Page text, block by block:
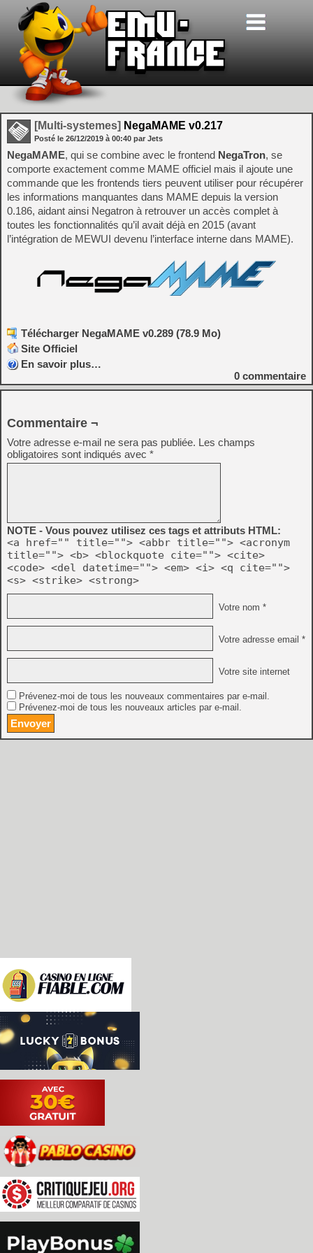
[Multi-systemes] NegaMAME v0.217
Posté le 26/12/2019 à 00:40 par Jets
NegaMAME, qui se combine avec le frontend NegaTron, se
comporte exactement comme MAME officiel mais il ajoute une
commande que les frontends tiers peuvent utiliser pour récupérer
les informations manquantes dans MAME depuis la version
0.186, aidant ainsi Negatron à retrouver un accès complet à
toutes les fonctionnalités qu’il avait déjà en 2015 (avant
l’intégration de MEWUI devenu l’interface interne dans MAME).
Télécharger NegaMAME v0.289 (78.9 Mo)
Site Officiel
En savoir plus…
0 commentaire
Commentaire ¬
Votre adresse e-mail ne sera pas publiée. Les champs
obligatoires sont indiqués avec *
NOTE - Vous pouvez utilisez ces tags et attributs HTML:
<a href="" title=""> <abbr title=""> <acronym
title=""> <b> <blockquote cite=""> <cite>
<code> <del datetime=""> <em> <i> <q cite="">
<s> <strike> <strong>
Votre nom *
Votre adresse email *
Votre site internet
Prévenez-moi de tous les nouveaux commentaires par e-mail.
Prévenez-moi de tous les nouveaux articles par e-mail.